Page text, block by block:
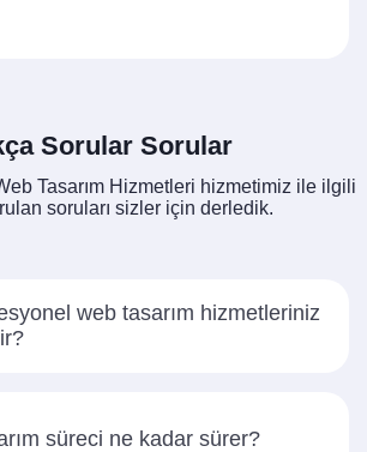
Sorular Sorular
Tasarım Hizmetleri hizmetimiz ile ilgili
soruları sizler için derledik.
web tasarım hizmetleriniz
süreci ne kadar sürer?